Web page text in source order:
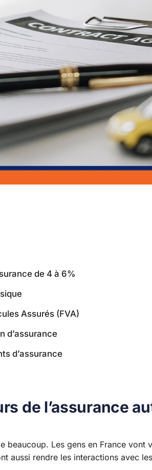
de 4 à 6%
Assurés (FVA)
d’assurance
d’assurance
de l’assurance
beaucoup. Les gens en France
aussi rendre les interactions avec